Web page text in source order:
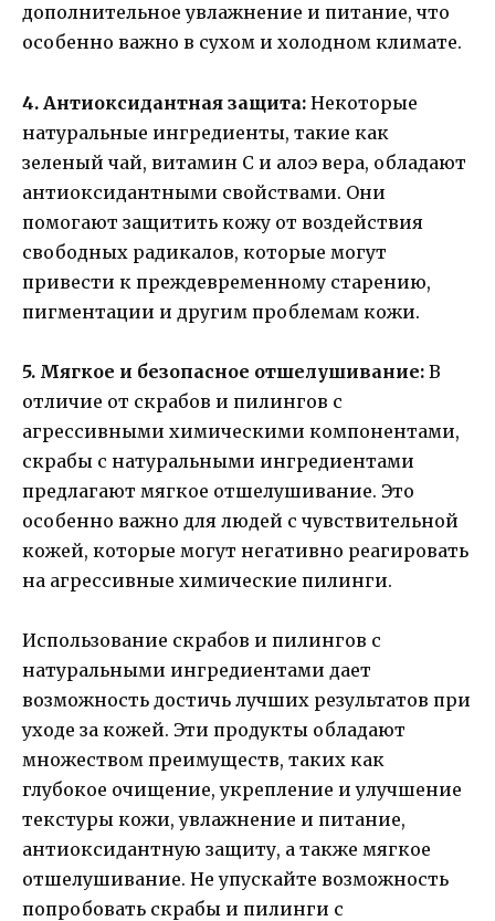
дополнительное увлажнение и питание, что
особенно важно в сухом и холодном климате.
4. Антиоксидантная защита: Некоторые
натуральные ингредиенты, такие как
зеленый чай, витамин С и алоэ вера, обладают
антиоксидантными свойствами. Они
помогают защитить кожу от воздействия
свободных радикалов, которые могут
привести к преждевременному старению,
пигментации и другим проблемам кожи.
5. Мягкое и безопасное отшелушивание: В
отличие от скрабов и пилингов с
агрессивными химическими компонентами,
скрабы с натуральными ингредиентами
предлагают мягкое отшелушивание. Это
особенно важно для людей с чувствительной
кожей, которые могут негативно реагировать
на агрессивные химические пилинги.
Использование скрабов и пилингов с
натуральными ингредиентами дает
возможность достичь лучших результатов при
уходе за кожей. Эти продукты обладают
множеством преимуществ, таких как
глубокое очищение, укрепление и улучшение
текстуры кожи, увлажнение и питание,
антиоксидантную защиту, а также мягкое
отшелушивание. Не упускайте возможность
попробовать скрабы и пилинги с